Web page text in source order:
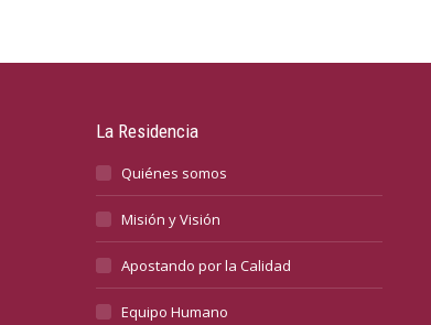
La Residencia
Quiénes somos
Misión y Visión
Apostando por la Calidad
Equipo Humano